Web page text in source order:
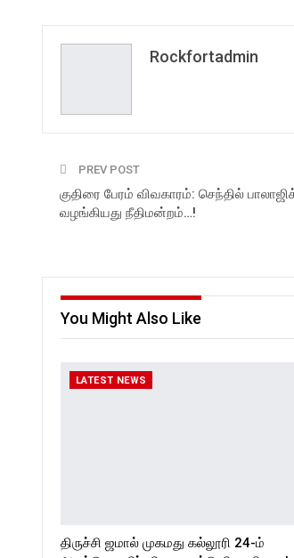
Rockfortadmin
PREV POST
குதிரை பேரம் விவகாரம்: செந்தில்
வழங்கியது நீதிமன்றம்…!
You Might Also Like
LATEST NEWS
திருச்சி ஜமால் முகமது கல்லூரி 24-ம்